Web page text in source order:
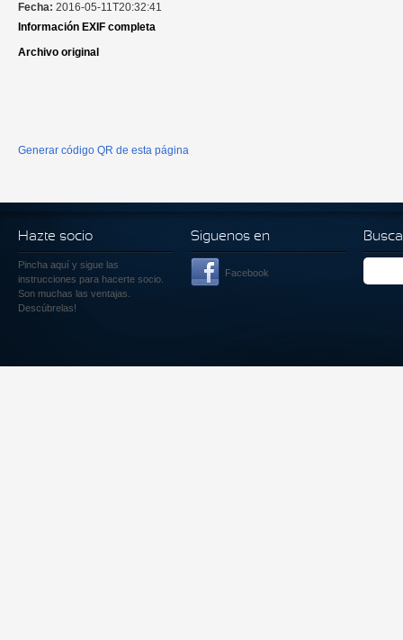
Fecha: 2016-05-11T20:32:41
Información EXIF completa
Archivo original
Generar código QR de esta página
Hazte socio
Pincha aquí y sigue las
instrucciones para hacerte socio.
Son muchas las ventajas.
Descúbrelas!
Siguenos en
Facebook